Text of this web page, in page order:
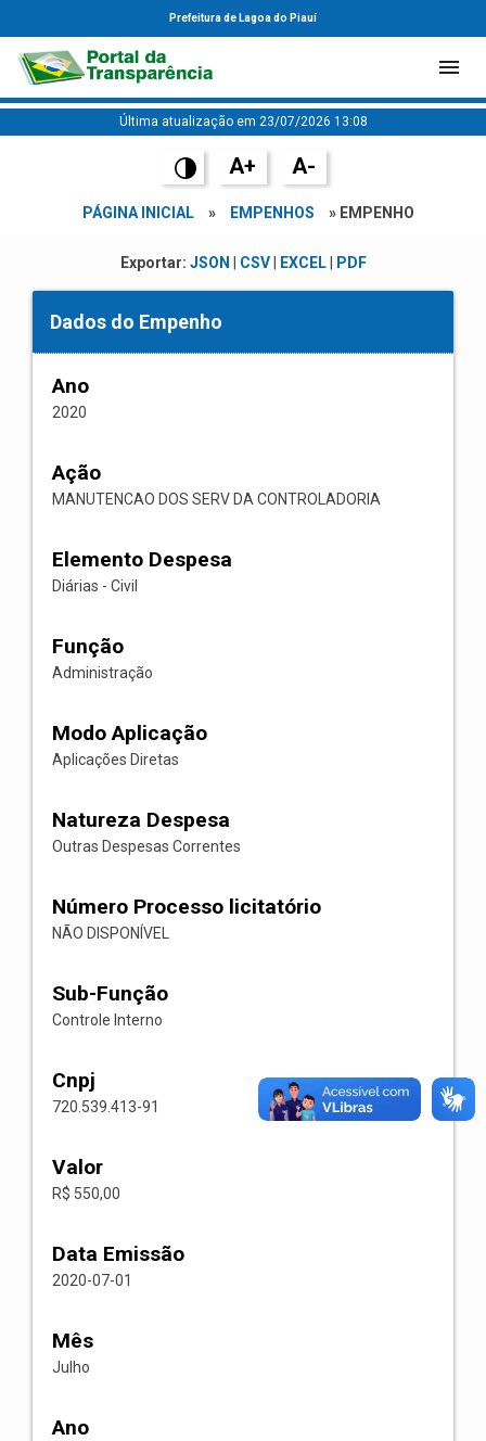
Prefeitura de Lagoa do Piauí
Última atualização em 23/07/2026 13:08
A+ A-
PÁGINA INICIAL » EMPENHOS » EMPENHO
Exportar: JSON CSV| EXCEL| PDF
Dados do Empenho
Ano
2020
Ação
MANUTENCAO DOS SERV DA CONTROLADORIA
Elemento Despesa
Diárias - Civil
Função
Administração
Modo Aplicação
Aplicações Diretas
Natureza Despesa
Outras Despesas Correntes
Número Processo licitatório
NÃO DISPONÍVEL
Sub-Função
Controle Interno
Cnpj
720.539.413-91
Valor
R$ 550,00
Data Emissão
2020-07-01
Mês
Julho
Ano